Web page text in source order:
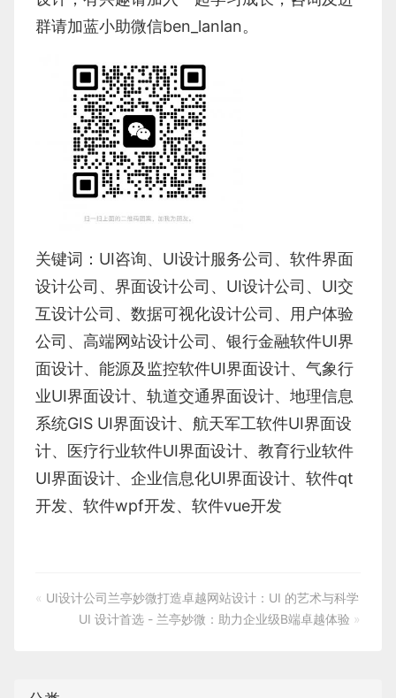
群请加蓝小助微信ben_lanlan。
关键词： UI咨询、 UI设计服务公司 、 软件界面
设计公司、界面设计公司、 UI设计公司 、 UI交
互设计公司 、 数据可视化设计公司 、 用户体验
公司 、 高端网站设计公司 、 银行金融软件UI界
面设计、 能源及监控软件UI界面设计、 气象行
业UI界面设计、 轨道交通界面设计、 地理信息
系统GIS UI界面设计、 航天军工软件UI界面设
计、 医疗行业软件UI界面设计、 教育行业软件
UI界面设计、 企业信息化UI界面设计、 软件qt
开发、 软件wpf开发、 软件vue开发
« UI设计公司兰亭妙微打造卓越网站设计：UI 的艺术与科学
UI 设计首选 - 兰亭妙微：助力企业级B端卓越体验 »